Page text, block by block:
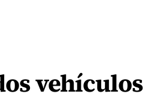
vehículos